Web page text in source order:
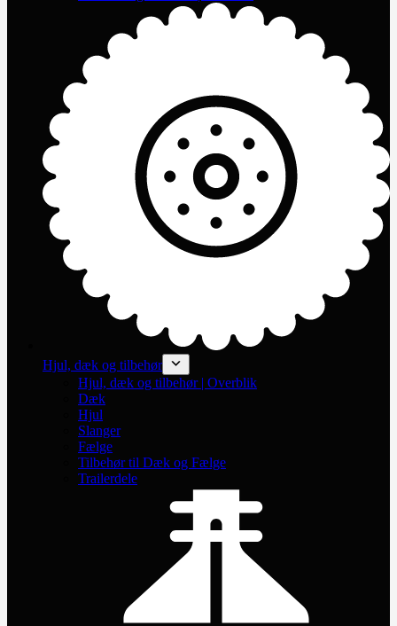
Hjul, dæk og tilbehør
Hjul, dæk og tilbehør | Overblik
Dæk
Hjul
Slanger
Fælge
Tilbehør til Dæk og Fælge
Trailerdele